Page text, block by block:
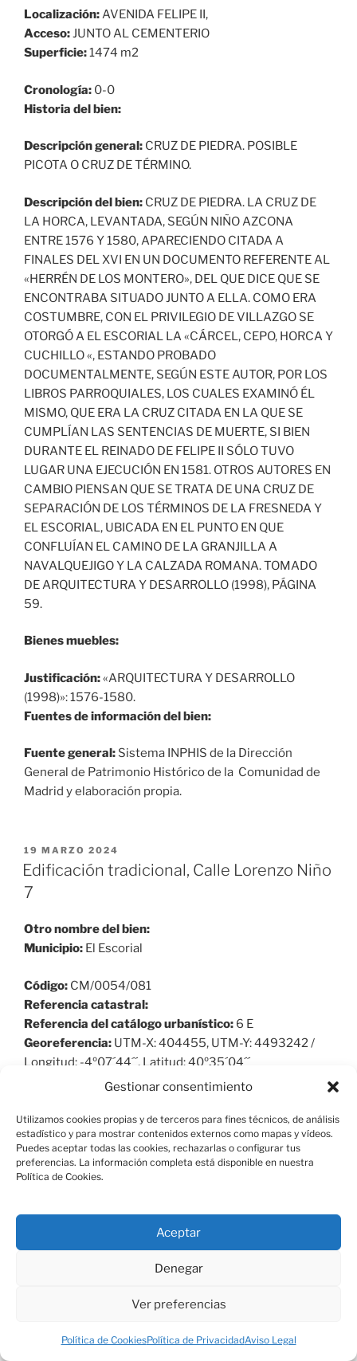
Gestionar consentimiento
Utilizamos cookies propias y de terceros para fines técnicos, de análisis
estadístico y para mostrar contenidos externos como mapas y vídeos.
Puedes aceptar todas las cookies, rechazarlas o configurar tus
preferencias. La información completa está disponible en nuestra
Política de Cookies.
Aceptar
Denegar
Ver preferencias
Política de CookiesPolítica de PrivacidadAviso Legal
Localización:AVENIDA FELIPE II,
Acceso:JUNTO AL CEMENTERIO
Superficie:1474 m2
Cronología: 0-0
Historia del bien:
Descripción general: CRUZ DE PIEDRA. POSIBLE
PICOTA O CRUZ DE TÉRMINO.
Descripción del bien: CRUZ DE PIEDRA. LA CRUZ DE
LA HORCA, LEVANTADA, SEGÚN NIÑO AZCONA
ENTRE 1576 Y 1580, APARECIENDO CITADA A
FINALES DEL XVI EN UN DOCUMENTO REFERENTE AL
«HERRÉN DE LOS MONTERO», DEL QUE DICE QUE SE
ENCONTRABA SITUADO JUNTO A ELLA. COMO ERA
COSTUMBRE, CON EL PRIVILEGIO DE VILLAZGO SE
OTORGÓ A EL ESCORIAL LA «CÁRCEL, CEPO, HORCA Y
CUCHILLO «, ESTANDO PROBADO
DOCUMENTALMENTE, SEGÚN ESTE AUTOR, POR LOS
LIBROS PARROQUIALES, LOS CUALES EXAMINÓ ÉL
MISMO, QUE ERA LA CRUZ CITADA EN LA QUE SE
CUMPLÍAN LAS SENTENCIAS DE MUERTE, SI BIEN
DURANTE EL REINADO DE FELIPE II SÓLO TUVO
LUGAR UNA EJECUCIÓN EN 1581. OTROS AUTORES EN
CAMBIO PIENSAN QUE SE TRATA DE UNA CRUZ DE
SEPARACIÓN DE LOS TÉRMINOS DE LA FRESNEDA Y
EL ESCORIAL, UBICADA EN EL PUNTO EN QUE
CONFLUÍAN EL CAMINO DE LA GRANJILLA A
NAVALQUEJIGO Y LA CALZADA ROMANA. TOMADO
DE ARQUITECTURA Y DESARROLLO (1998), PÁGINA
59.
Bienes muebles:
Justificación:«ARQUITECTURA Y DESARROLLO
(1998)»: 1576-1580.
Fuentes de información del bien:
Fuente general: Sistema INPHIS de la Dirección
General de Patrimonio Histórico de la Comunidad de
Madrid y elaboración propia.
PUBLICADO
EL
19 MARZO 2024
Edificación tradicional, Calle Lorenzo Niño
7
Otro nombre del bien:
Municipio: El Escorial
Código: CM/0054/081
Referencia catastral:
Referencia del catálogo urbanístico: 6 E
Georeferencia: UTM-X: 404455, UTM-Y: 4493242 /
Longitud: -4º07´44´´, Latitud: 40º35´04´´
paleontológico documentado
Estado actual:
Localización:LORENZO NIÑO, 7
Superficie:84 m2
Cronología:0-0
Descripción general:EDIFICACIÓN TRADICIONAL.